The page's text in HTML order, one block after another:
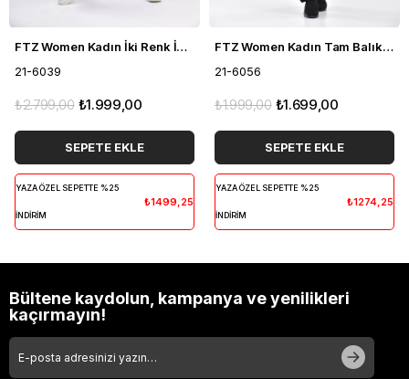
FTZ Women Kadın İki Renk İkili Takım Siyah 21-6039
21-6039
₺1.999,00
₺2.799,00
SEPETE EKLE
YAZA ÖZEL SEPETTE %25
İNDİRİM
₺1499,25
FTZ Women Kadın Tam Balıkçı İkili Takım Siyah 21-6056
21-6056
₺1.699,00
₺1.999,00
SEPETE EKLE
YAZA ÖZEL SEPETTE %25
İNDİRİM
₺1274,25
Bültene kaydolun, kampanya ve yenilikleri
kaçırmayın!